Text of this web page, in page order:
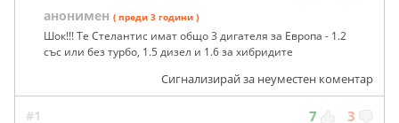
анонимен ( преди 3 години )
Шок!!! Те Стелантис имат общо 3 дигателя за Европа - 1.2
със или без турбо, 1.5 дизел и 1.6 за хибридите
Сигнализирай за неуместен коментар
#1 7 3